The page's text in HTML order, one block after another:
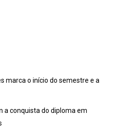
marca o início do semestre e a
a conquista do diploma em